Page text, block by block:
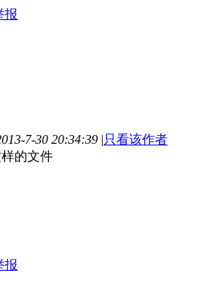
报
7-30 20:34:39 |只看该作者
的文件
报